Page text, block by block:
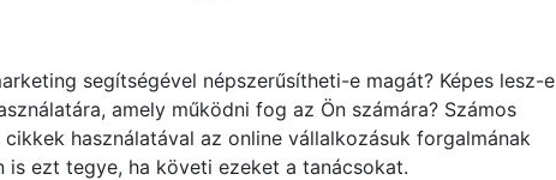
segítségével népszerűsítheti-e magát? Képes lesz-e
amely működni fog az Ön számára? Számos
használatával az online vállalkozásuk forgalmának
is ezt tegye, ha követi ezeket a tanácsokat.